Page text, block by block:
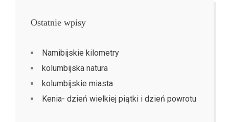
Ostatnie wpisy
Namibijskie kilometry
kolumbijska natura
kolumbijskie miasta
Kenia- dzień wielkiej piątki i dzień powrotu